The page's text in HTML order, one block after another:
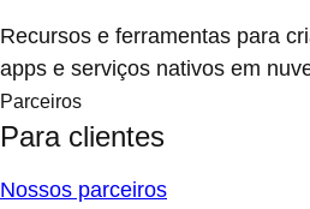
Recursos e ferramentas para
apps e serviços nativos em
Parceiros
Para clientes
Nossos parceiros